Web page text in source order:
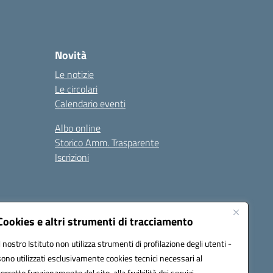
e altri strumenti di tracciamento
nostro Istituto non utilizza strumenti di profilazione degli utenti -
utilizzati esclusivamente cookies tecnici necessari al
Novità
Le notizie
Le circolari
Calendario eventi
Albo online
Storico Amm. Trasparente
Iscrizioni